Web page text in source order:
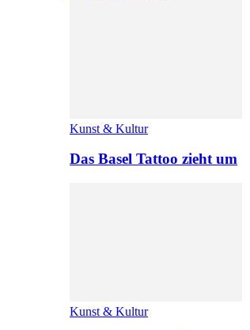
Kunst & Kultur
Das Basel Tattoo zieht um
Kunst & Kultur